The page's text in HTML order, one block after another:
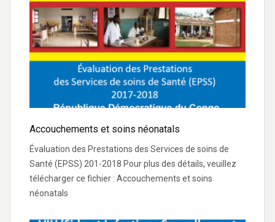
Accouchements et soins néonatals
Évaluation des Prestations des Services de soins de
Santé (EPSS) 201-2018 Pour plus des détails, veuillez
télécharger ce fichier : Accouchements et soins
néonatals